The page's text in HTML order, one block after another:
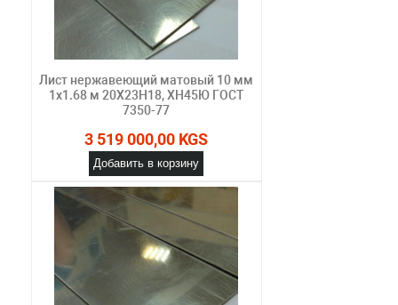
Лист нержавеющий матовый 10 мм
1х1.68 м 20Х23Н18, ХН45Ю ГОСТ
7350-77
3 519 000,00 KGS
Добавить в корзину